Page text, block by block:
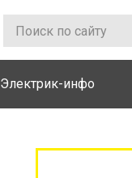
Электрик-инфо